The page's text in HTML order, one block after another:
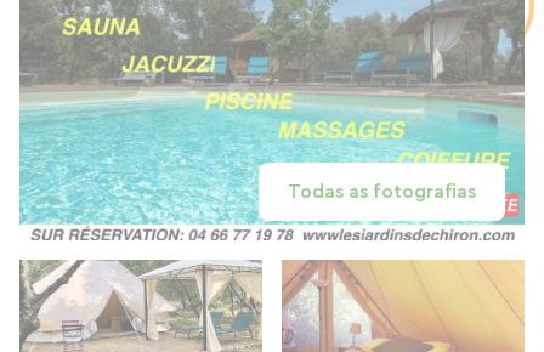
Todas as fotografias